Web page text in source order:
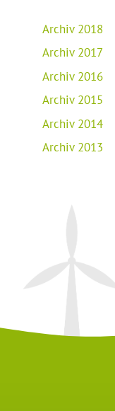
Archiv 2018
Archiv 2017
Archiv 2016
Archiv 2015
Archiv 2014
Archiv 2013